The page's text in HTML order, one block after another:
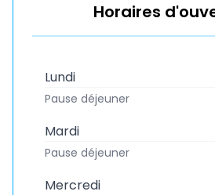
Horaires
Lundi
Pause déjeuner
Mardi
Pause déjeuner
Mercredi